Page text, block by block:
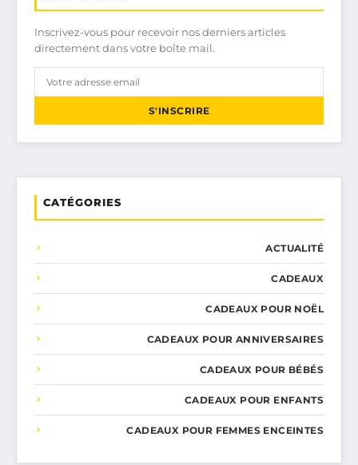
Inscrivez-vous pour recevoir nos derniers articles
directement dans votre boîte mail.
S'INSCRIRE
CATÉGORIES
ACTUALITÉ
CADEAUX
CADEAUX POUR NOËL
CADEAUX POUR ANNIVERSAIRES
CADEAUX POUR BÉBÉS
CADEAUX POUR ENFANTS
CADEAUX POUR FEMMES ENCEINTES